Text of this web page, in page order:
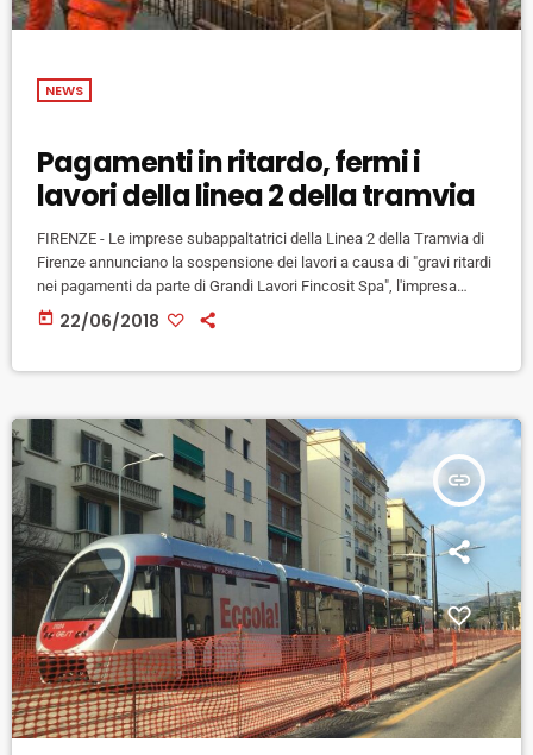
NEWS
Pagamenti in ritardo, fermi i
lavori della linea 2 della tramvia
FIRENZE - Le imprese subappaltatrici della Linea 2 della Tramvia di
Firenze annunciano la sospensione dei lavori a causa di "gravi ritardi
nei pagamenti da parte di Grandi Lavori Fincosit Spa", l'impresa
esecutrice. Tale situazione "determina pesantissimi riflessi sulle
aziende e sulle maestranze e pone incertezza in ordine al
today 22/06/2018
insert_link